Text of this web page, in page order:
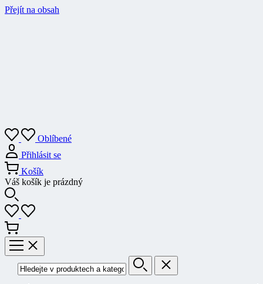
Přejít na obsah
Oblíbené
Přihlásit se
Košík
Váš košík je prázdný